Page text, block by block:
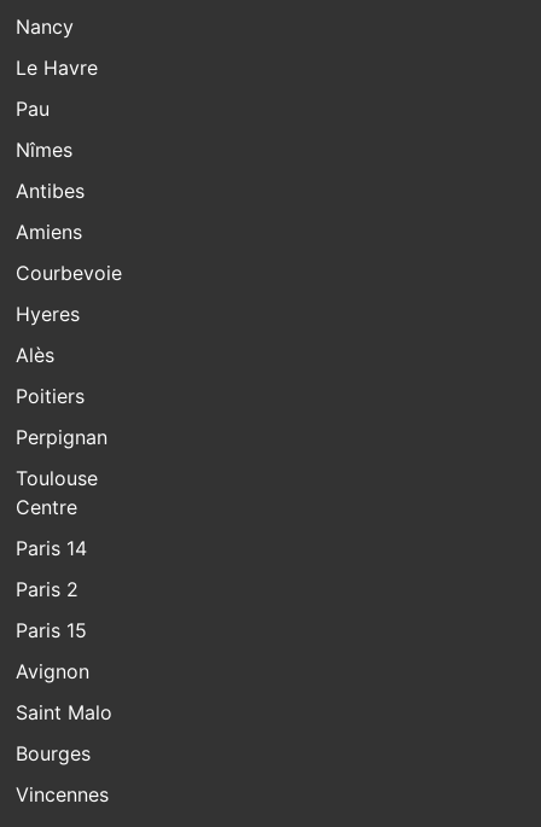
Nancy
Le Havre
Pau
Nîmes
Antibes
Amiens
Courbevoie
Hyeres
Alès
Poitiers
Perpignan
Toulouse
Centre
Paris 14
Paris 2
Paris 15
Avignon
Saint Malo
Bourges
Vincennes